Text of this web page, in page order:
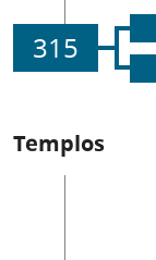
315
Templos